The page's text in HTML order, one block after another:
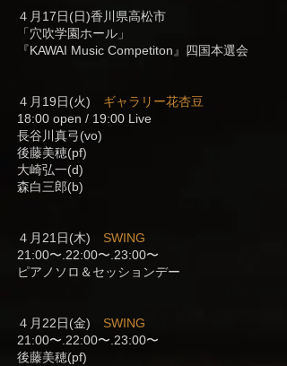
４月17日(日)香川県高松市
「穴吹学園ホール」
『KAWAI Music Competiton』四国本選会
４月19日(火) ギャラリー花杏豆
18:00 open / 19:00 Live
長谷川真弓(vo)
後藤美穂(pf)
大崎弘一(d)
森白三郎(b)
４月21日(木) SWING
21:00〜.22:00〜.23:00〜
ピアノソロ＆セッションデー
４月22日(金) SWING
21:00〜.22:00〜.23:00〜
後藤美穂(pf)